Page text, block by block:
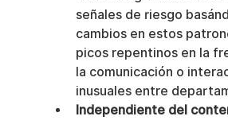
señales de riesgo
cambios en estos
picos repentinos en la
la comunicación o
inusuales entre
Independiente del